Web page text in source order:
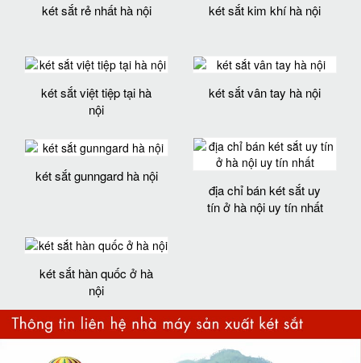
két sắt rẻ nhất hà nội két sắt kim khí hà nội
két sắt việt tiệp tại hà
nội
két sắt vân tay hà nội
két sắt gunngard hà nội
địa chỉ bán két sắt uy
tín ở hà nội uy tín nhất
két sắt hàn quốc ở hà
nội